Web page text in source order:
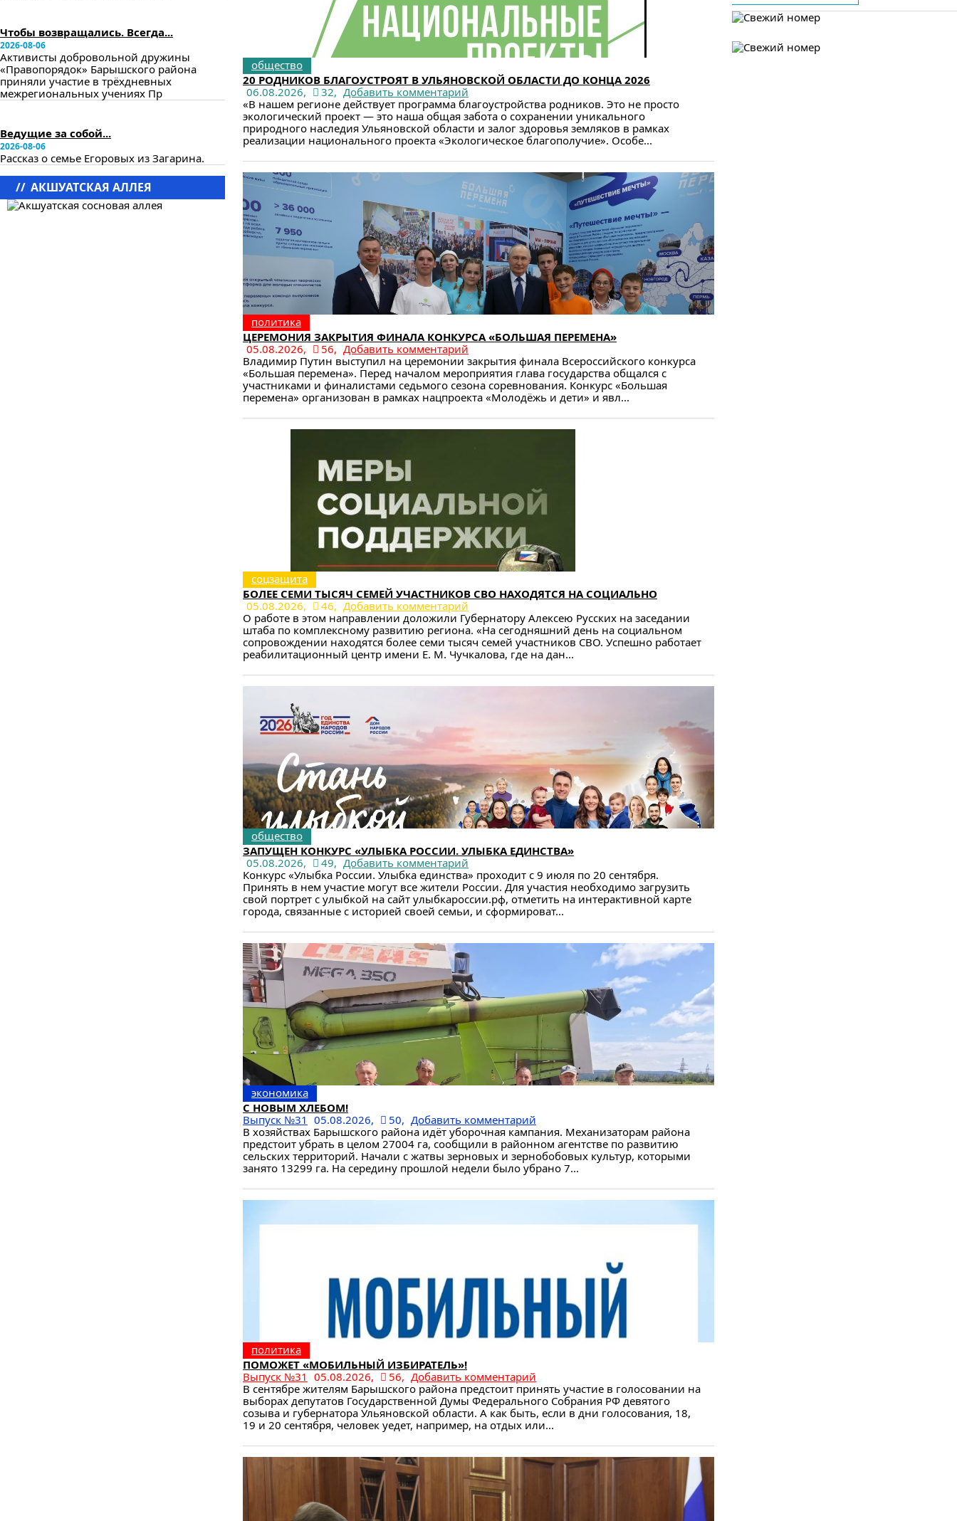
Чтобы возвращались. Всегда...
2026-08-06
Активисты добровольной дружины
«Правопорядок» Барышского района
приняли участие в трёхдневных
межрегиональных учениях Пр
Ведущие за собой...
2026-08-06
Рассказ о семье Егоровых из Загарина.
// АКШУАТСКАЯ АЛЛЕЯ
общество
20 РОДНИКОВ БЛАГОУСТРОЯТ В УЛЬЯНОВСКОЙ ОБЛАСТИ ДО КОНЦА 2026
06.08.2026,
32, Добавить комментарий
«В нашем регионе действует программа благоустройства родников. Это не просто
экологический проект — это наша общая забота о сохранении уникального
природного наследия Ульяновской области и залог здоровья земляков в рамках
реализации национального проекта «Экологическое благополучие». Особе...
политика
ЦЕРЕМОНИЯ ЗАКРЫТИЯ ФИНАЛА КОНКУРСА «БОЛЬШАЯ ПЕРЕМЕНА»
05.08.2026,
56, Добавить комментарий
Владимир Путин выступил на церемонии закрытия финала Всероссийского конкурса
«Большая перемена». Перед началом мероприятия глава государства общался с
участниками и финалистами седьмого сезона соревнования. Конкурс «Большая
перемена» организован в рамках нацпроекта «Молодёжь и дети» и явл...
соцзащита
БОЛЕЕ СЕМИ ТЫСЯЧ СЕМЕЙ УЧАСТНИКОВ СВО НАХОДЯТСЯ НА СОЦИАЛЬНО
05.08.2026,
46, Добавить комментарий
О работе в этом направлении доложили Губернатору Алексею Русских на заседании
штаба по комплексному развитию региона. «На сегодняшний день на социальном
сопровождении находятся более семи тысяч семей участников СВО. Успешно работает
реабилитационный центр имени Е. М. Чучкалова, где на дан...
общество
ЗАПУЩЕН КОНКУРС «УЛЫБКА РОССИИ. УЛЫБКА ЕДИНСТВА»
05.08.2026,
49, Добавить комментарий
Конкурс «Улыбка России. Улыбка единства» проходит с 9 июля по 20 сентября.
Принять в нем участие могут все жители России. Для участия необходимо загрузить
свой портрет с улыбкой на сайт улыбкароссии.рф, отметить на интерактивной карте
города, связанные с историей своей семьи, и сформироват...
экономика
С НОВЫМ ХЛЕБОМ!
Выпуск №31 05.08.2026, 50, Добавить комментарий
В хозяйствах Барышского района идёт уборочная кампания. Механизаторам района
предстоит убрать в целом 27004 га, сообщили в районном агентстве по развитию
сельских территорий. Начали с жатвы зерновых и зернобобовых культур, которыми
занято 13299 га. На середину прошлой недели было убрано 7...
политика
ПОМОЖЕТ «МОБИЛЬНЫЙ ИЗБИРАТЕЛЬ»!
Выпуск №31 05.08.2026, 56, Добавить комментарий
В сентябре жителям Барышского района предстоит принять участие в голосовании на
выборах депутатов Государственной Думы Федерального Собрания РФ девятого
созыва и губернатора Ульяновской области. А как быть, если в дни голосования, 18,
19 и 20 сентября, человек уедет, например, на отдых или...